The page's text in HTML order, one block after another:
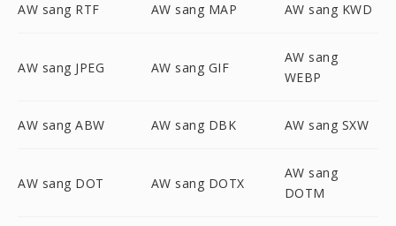
AW sang RTF AW sang MAP AW sang KWD
AW sang JPEG AW sang GIF
AW sang
WEBP
AW sang ABW AW sang DBK AW sang SXW
AW sang DOT AW sang DOTX
AW sang
DOTM